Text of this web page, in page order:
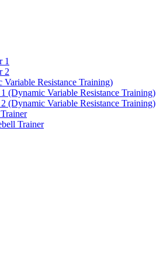
1
2
Resistance Training)
Variable Resistance Training)
Variable Resistance Training)
Trainer